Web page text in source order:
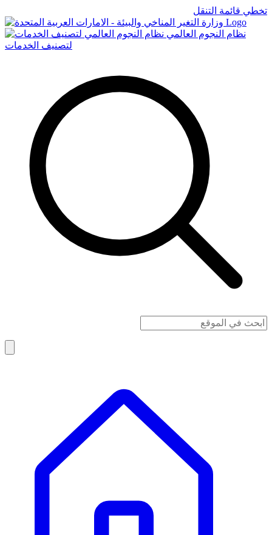
تخطي قائمة التنقل
Logo
نظام النجوم العالمي
لتصنيف الخدمات